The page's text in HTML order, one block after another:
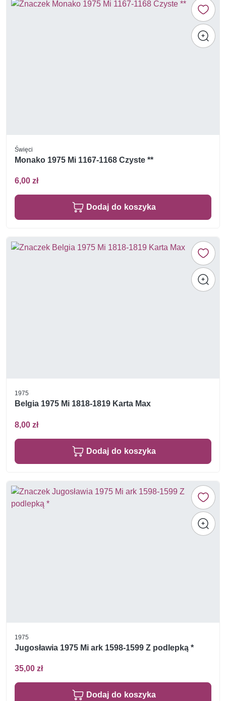
Święci
Monako 1975 Mi 1167-1168 Czyste **
6,00 zł
Dodaj do koszyka
1975
Belgia 1975 Mi 1818-1819 Karta Max
8,00 zł
Dodaj do koszyka
1975
Jugosławia 1975 Mi ark 1598-1599 Z podlepką *
35,00 zł
Dodaj do koszyka